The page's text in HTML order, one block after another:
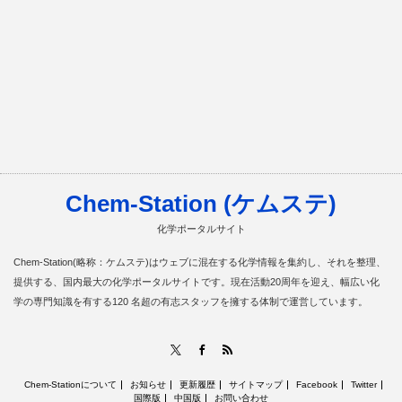
Chem-Station (ケムステ)
化学ポータルサイト
Chem-Station(略称：ケムステ)はウェブに混在する化学情報を集約し、それを整理、
提供する、国内最大の化学ポータルサイトです。現在活動20周年を迎え、幅広い化
学の専門知識を有する120 名超の有志スタッフを擁する体制で運営しています。
Facebook
Chem-Stationについて お知らせ 更新履歴 サイトマップ Facebook
Twitter
国際版
中国版 お問い合わせ